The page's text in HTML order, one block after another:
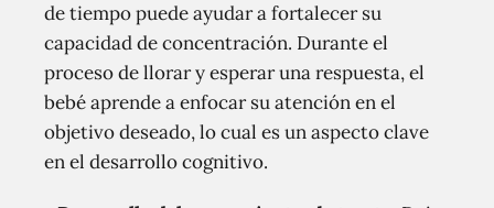
de tiempo puede ayudar a fortalecer su
capacidad de concentración. Durante el
proceso de llorar y esperar una respuesta, el
bebé aprende a enfocar su atención en el
objetivo deseado, lo cual es un aspecto clave
en el desarrollo cognitivo.